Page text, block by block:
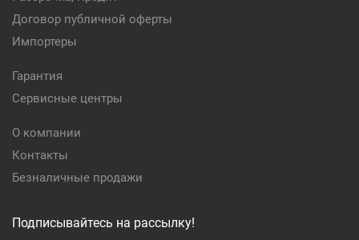
Договор публичной оферты
Импортеры
Гарантия
Сервисные центры
О компании
Контакты
Безналичные продажи
Подписывайтесь на рассылку!